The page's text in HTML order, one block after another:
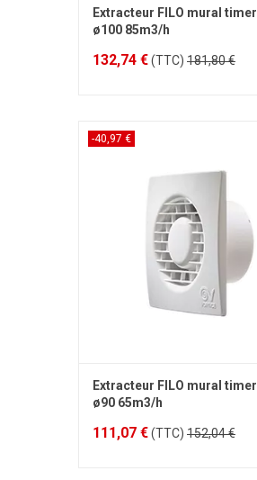
Extracteur FILO mural timer
ø100 85m3/h
132,74 €(TTC) 181,80 €
-40,97 €
Extracteur FILO mural timer
ø90 65m3/h
111,07 €(TTC) 152,04 €